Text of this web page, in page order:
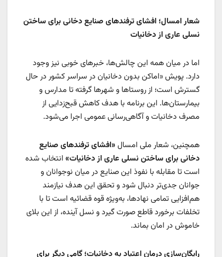
شعار امسال؛ افشای ترفندهای صنایع دخانی برای ساختن
نسلی عاری از دخانیات
اما در میان همه این چالش‌ها، خبرهای خوبی نیز وجود
دارد. پویش «اماکن بدون دخانیان در سراسر کشور در حال
گسترش است؛ از روستاها و شهرها گرفته تا مدارس و
بیمارستان‌ها. این برنامه با هدف کاهش قبح‌زدایی از
مصرف دخانیات و آگاهی‌رسانی عمومی اجرا می‌شود.
همچنین، شعار ملی امسال «افشای ترفندهای صنایع
دخانی برای ساختن نسلی عاری از دخانیات» انتخاب شده
است تا مقابله با نفوذ این صنایع در میان نوجوانان و
جوانان جدی‌تر دنبال شود و تحقق این هدف نیازمند
هم‌افزایی تمامی نهادها، به‌ویژه قوه قضائیه است تا با
تخلفات برخورد قاطع صورت گیرد و نسل آینده، از این بلای
خاموش در امان بماند.
رایگان‌سازی درمان اعتیاد به دخانیات؛ گامی دیگر برای